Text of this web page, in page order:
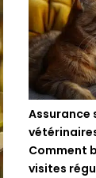
Assurance
Comment
visites